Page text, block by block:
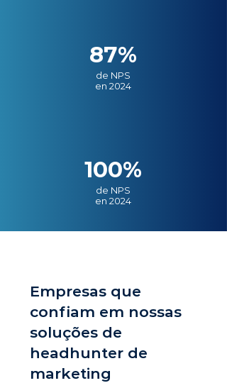
87%
de NPS
en 2024
100%
de NPS
en 2024
Empresas que
confiam em nossas
soluções de
headhunter de
marketing